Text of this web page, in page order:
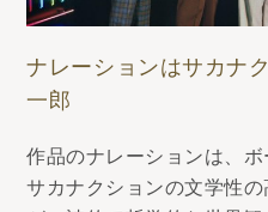
ナレーションはサカナ
一郎
作品のナレーションは、ボ
サカナクションの文学性